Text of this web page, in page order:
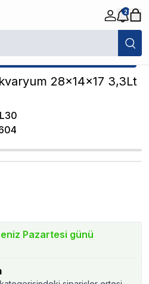
2
Set Akvaryum 28x14x17 3,3Lt Dekor
Jeneca yetkili satıcısıdır.
28x14x17 3,3Lt
Pazartesi günü